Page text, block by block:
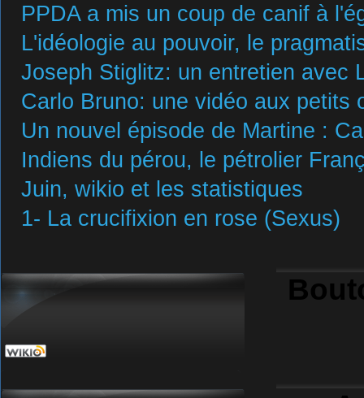
PPDA a mis un coup de canif à
L'idéologie au pouvoir, le
Joseph Stiglitz: un entretien avec
Carlo Bruno: une vidéo aux petits
Un nouvel épisode de Martine :
Indiens du pérou, le pétrolier
Juin, wikio et les statistiques
1- La crucifixion en rose (Sexus)